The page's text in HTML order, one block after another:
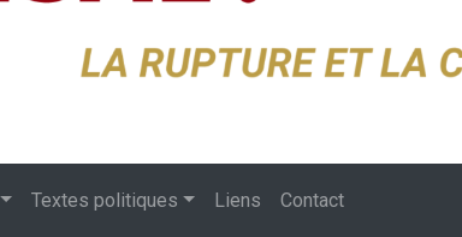
Textes politiques Liens Contact